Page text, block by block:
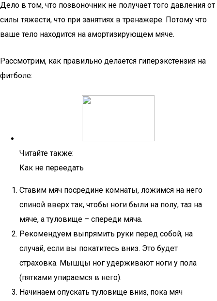
Дело в том, что позвоночник не получает того давления от
силы тяжести, что при занятиях в тренажере. Потому что
ваше тело находится на амортизирующем мяче.
Рассмотрим, как правильно делается гиперэкстензия на
фитболе:
Читайте также:
Как не переедать
Ставим мяч посредине комнаты, ложимся на него
спиной вверх так, чтобы ноги были на полу, таз на
мяче, а туловище – спереди мяча.
Рекомендуем выпрямить руки перед собой, на
случай, если вы покатитесь вниз. Это будет
страховка. Мышцы ног удерживают ноги у пола
(пятками упираемся в него).
Начинаем опускать туловище вниз, пока мяч